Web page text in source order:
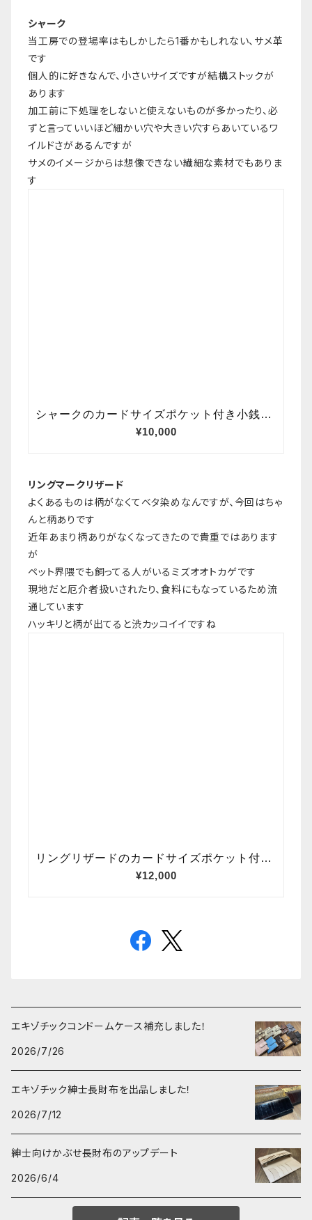
シャーク
当工房での登場率はもしかしたら1番かもしれない、サメ革
です
個人的に好きなんで、小さいサイズですが結構ストックが
あります
加工前に下処理をしないと使えないものが多かったり、必
ずと言っていいほど細かい穴や大きい穴すらあいているワ
イルドさがあるんですが
サメのイメージからは想像できない繊細な素材でもありま
す
リングマークリザード
よくあるものは柄がなくてベタ染めなんですが、今回はちゃ
んと柄ありです
近年あまり柄ありがなくなってきたので貴重ではあります
が
ペット界隈でも飼ってる人がいるミズオオトカゲです
現地だと厄介者扱いされたり、食料にもなっているため流
通しています
ハッキリと柄が出てると渋カッコイイですね
エキゾチックコンドームケース補充しました！
2026/7/26
エキゾチック紳士長財布を出品しました！
2026/7/12
紳士向けかぶせ長財布のアップデート
2026/6/4